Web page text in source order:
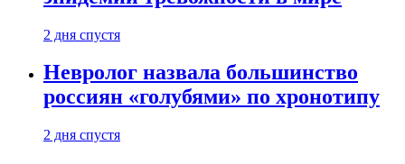
2 дня спустя
Невролог назвала большинство
россиян «голубями» по хронотипу
2 дня спустя